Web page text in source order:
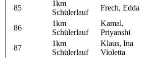
85
1km
Schülerlauf
Frech, Edda
86
1km
Schülerlauf
Kamal,
Priyanshi
87
1km
Schülerlauf
Klaus, Ina
Violetta